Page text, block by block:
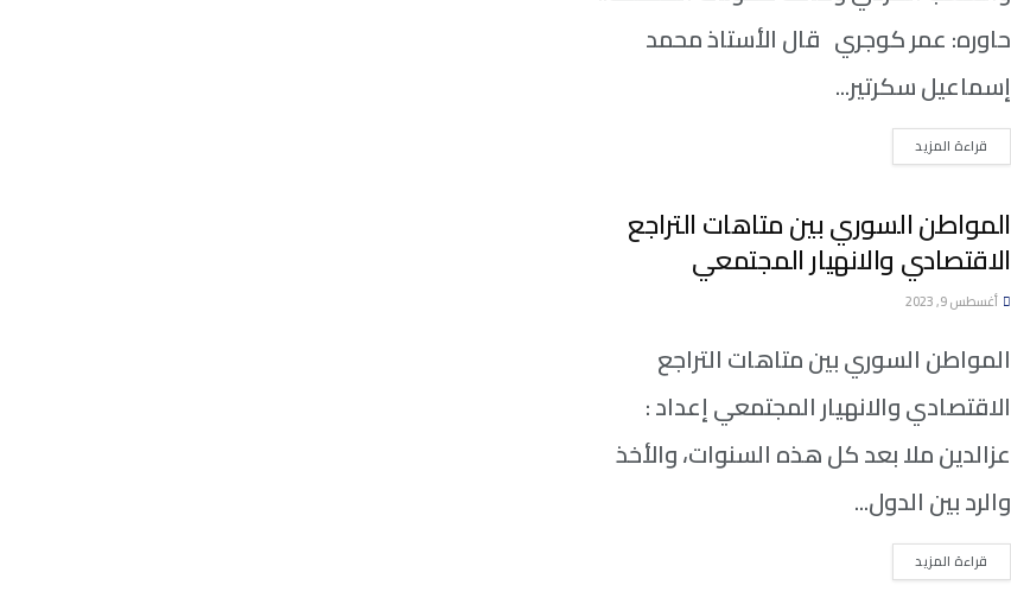
حاوره: عمر كوجري قال الأستاذ محمد
إسماعيل سكرتير...
قراءة المزيدDETAILS
المواطن السوري بين متاهات التراجع
الاقتصادي والانهيار المجتمعي
أغسطس 9, 2023
المواطن السوري بين متاهات التراجع
الاقتصادي والانهيار المجتمعي إعداد :
عزالدين ملا بعد كل هذه السنوات، والأخذ
والرد بين الدول...
قراءة المزيدDETAILS